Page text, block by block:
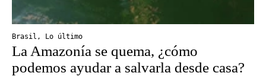
Brasil , Lo último
La Amazonía se quema, ¿cómo
podemos ayudar a salvarla desde casa?